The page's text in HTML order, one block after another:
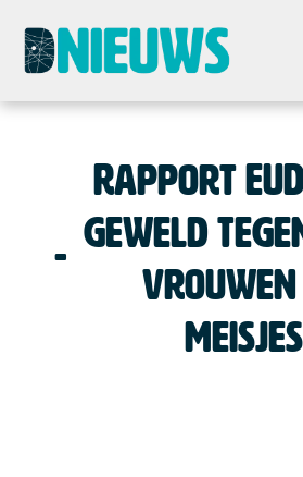
Rapport
geweld
vrouwen
meisjes